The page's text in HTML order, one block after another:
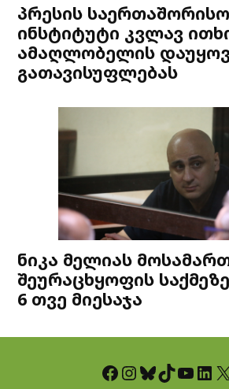
პრესის საერთაშორისო
ინსტიტუტი კვლავ
ამაღლობელის
გათავისუფლებას
ნიკა მელიას
შეურაცხყოფის
6 თვე მიესაჯა
Facebook InstagramBluesky TikTok YouTube LinkedIn X